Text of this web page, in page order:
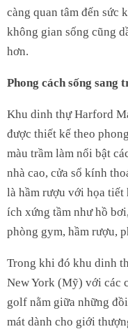
càng quan tâm đến sức
không gian sống cũng
hơn.
Phong cách sống sang
Khu dinh thự Harford
được thiết kế theo
màu trầm làm nổi bật
nhà cao, cửa sổ kính
là hầm rượu với họa tiết
ích xứng tầm như hồ
phòng gym, hầm rượu,
Trong khi đó khu dinh
New York (Mỹ) với các
golf nằm giữa những
mát dành cho giới